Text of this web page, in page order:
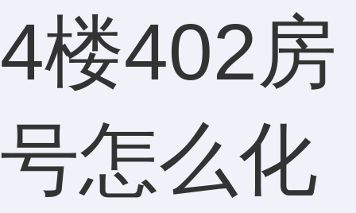
4楼402房
号怎么化